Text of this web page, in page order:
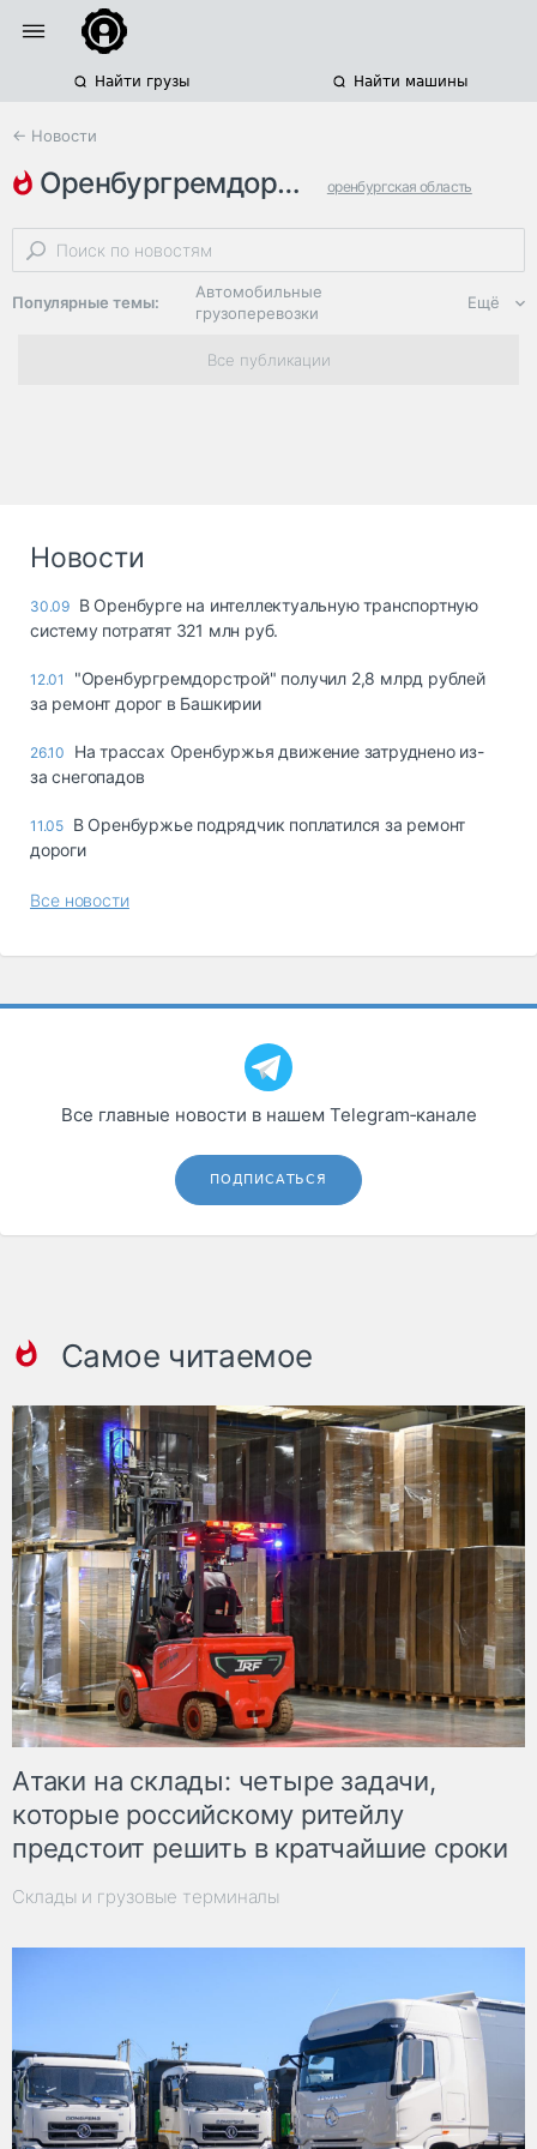
Найти грузы Найти машины
← Новости
оренбургремдорстрой оренбургская область
ремонт дорог интеллектуальные транспортные системы
Популярные темы:
Автомобильные
грузоперевозки
Региональная
логистика
опасные грузы
страхование
Склады и
Коммерческий
Топливо, масла и
Ещё
Все публикации
Новости
30.09 В Оренбурге на интеллектуальную транспортную
систему потратят 321 млн руб.
12.01
"Оренбургремдорстрой" получил 2,8 млрд рублей
за ремонт дорог в Башкирии
26.10
На трассах Оренбуржья движение затруднено из-
за снегопадов
11.05 В Оренбуржье подрядчик поплатился за ремонт
дороги
Все новости
Все главные новости в нашем Telegram‑канале
ПОДПИСАТЬСЯ
Самое читаемое
Атаки на склады: четыре задачи,
которые российскому ритейлу
предстоит решить в кратчайшие сроки
Склады и грузовые терминалы